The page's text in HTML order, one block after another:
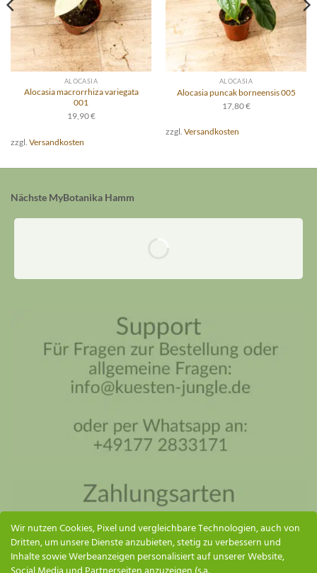
ALOCASIA
Alocasia macrorrhiza variegata
001
19,90€
zzgl. Versandkosten
ALOCASIA
Alocasia puncak borneensis 005
17,80€
zzgl. Versandkosten
Nächste MyBotanika Hamm
Wir nutzen Cookies, Pixel und vergleichbare Technologien, auch von
Dritten, um unsere Dienste anzubieten, stetig zu verbessern und
Inhalte sowie Werbeanzeigen personalisiert auf unserer Website,
Küsten Jungle Assistent